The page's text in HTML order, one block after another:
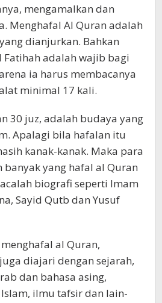
mengamalkan dan
Menghafal Al Quran adalah
dianjurkan. Bahkan
Fatihah adalah wajib bagi
ia harus membacanya
minimal 17 kali.
30 juz, adalah budaya yang
Apalagi bila hafalan itu
kanak-kanak. Maka para
banyak yang hafal al Quran
biografi seperti Imam
Sayid Qutb dan Yusuf
al Quran,
diajari dengan sejarah,
dan bahasa asing,
ilmu tafsir dan lain-